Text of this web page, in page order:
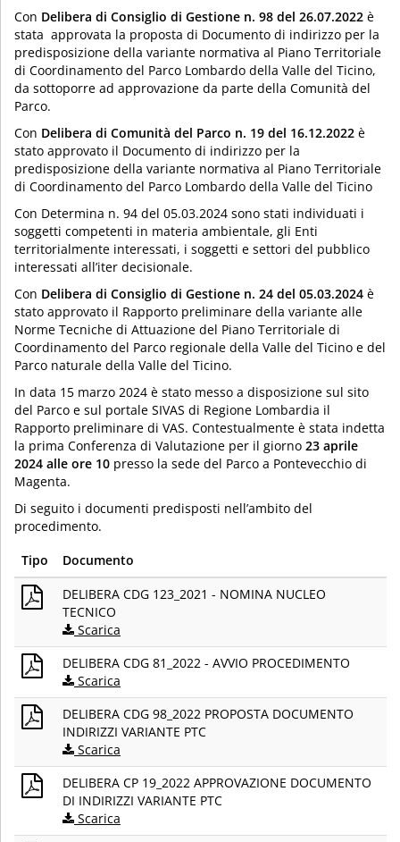
Con Delibera di Consiglio di Gestione n. 98 del 26.07.2022 è
stata approvata la proposta di Documento di indirizzo per la
predisposizione della variante normativa al Piano Territoriale
di Coordinamento del Parco Lombardo della Valle del Ticino,
da sottoporre ad approvazione da parte della Comunità del
Parco.
Con Delibera di Comunità del Parco n. 19 del 16.12.2022 è
stato approvato il Documento di indirizzo per la
predisposizione della variante normativa al Piano Territoriale
di Coordinamento del Parco Lombardo della Valle del Ticino
Con Determina n. 94 del 05.03.2024 sono stati individuati i
soggetti competenti in materia ambientale, gli Enti
territorialmente interessati, i soggetti e settori del pubblico
interessati all’iter decisionale.
Con Delibera di Consiglio di Gestione n. 24 del 05.03.2024 è
stato approvato il Rapporto preliminare della variante alle
Norme Tecniche di Attuazione del Piano Territoriale di
Coordinamento del Parco regionale della Valle del Ticino e del
Parco naturale della Valle del Ticino.
In data 15 marzo 2024 è stato messo a disposizione sul sito
del Parco e sul portale SIVAS di Regione Lombardia il
Rapporto preliminare di VAS. Contestualmente è stata indetta
la prima Conferenza di Valutazione per il giorno 23 aprile
2024 alle ore 10 presso la sede del Parco a Pontevecchio di
Magenta.
Di seguito i documenti predisposti nell’ambito del
procedimento.
Tipo
Documento
DELIBERA CDG 123_2021 - NOMINA NUCLEO
TECNICO
Scarica
DELIBERA CDG 81_2022 - AVVIO PROCEDIMENTO
Scarica
DELIBERA CDG 98_2022 PROPOSTA DOCUMENTO
INDIRIZZI VARIANTE PTC
Scarica
DELIBERA CP 19_2022 APPROVAZIONE DOCUMENTO
DI INDIRIZZI VARIANTE PTC
Scarica